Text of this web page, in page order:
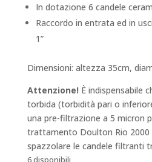
In dotazione 6 candele
Raccordo in entrata ed in
1”
Dimensioni: altezza 35cm,
Attenzione! È indispensabile
torbida (torbidità pari o
una pre-filtrazione a 5 micron
trattamento Doulton Rio 2000
spazzolare le candele filtranti
6 disponibili